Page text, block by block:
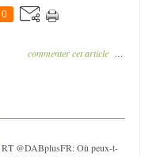
0
commenter cet article …
RT @DABplusFR: Où peux-t-